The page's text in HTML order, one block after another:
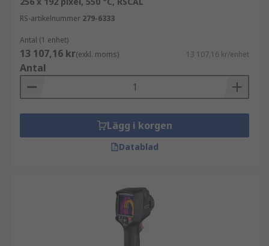
RS-artikelnummer 279-6333
Antal (1 enhet)
13 107,16 kr(exkl. moms) 13 107,16 kr/enhet
Antal
Lägg i korgen
Datablad